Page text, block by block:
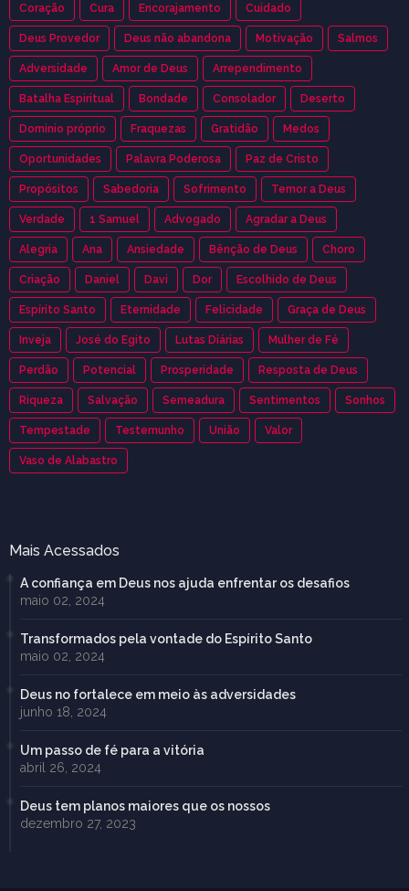
Coração Cura Encorajamento Cuidado
Deus Provedor Deus não abandona Motivação Salmos
Adversidade Amor de Deus Arrependimento
Batalha Espiritual Bondade Consolador Deserto
Dominio próprio Fraquezas Gratidão Medos
Oportunidades Palavra Poderosa Paz de Cristo
Propósitos Sabedoria Sofrimento Temor a Deus
Verdade 1 Samuel Advogado Agradar a Deus
Alegria Ana Ansiedade Bênção de Deus Choro
Criação Daniel Davi Dor Escolhido de Deus
Espírito Santo Eternidade Felicidade Graça de Deus
Inveja José do Egito Lutas Diárias Mulher de Fé
Perdão Potencial Prosperidade Resposta de Deus
Riqueza Salvação Semeadura Sentimentos Sonhos
Tempestade Testemunho União Valor
Vaso de Alabastro
Mais Acessados
A confiança em Deus nos ajuda enfrentar os desafios
maio 02, 2024
Transformados pela vontade do Espírito Santo
maio 02, 2024
Deus no fortalece em meio às adversidades
junho 18, 2024
Um passo de fé para a vitória
abril 26, 2024
Deus tem planos maiores que os nossos
dezembro 27, 2023